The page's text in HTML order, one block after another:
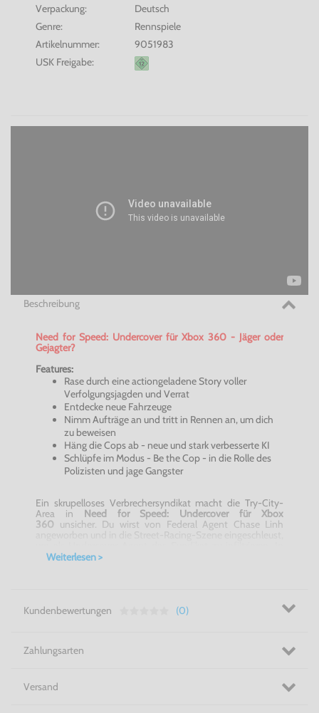
Verpackung:
Deutsch
Genre:
Rennspiele
Artikelnummer:
9051983
USK Freigabe:
Beschreibung
Need for Speed: Undercoverfür Xbox 360 - Jäger oder
Gejagter?
Features:
Rase durch eine actiongeladene Story voller
Verfolgungsjagden und Verrat
Entdecke neue Fahrzeuge
Nimm Aufträge an und tritt in Rennen an, um dich
zu beweisen
Häng die Cops ab - neue und stark verbesserte KI
Schlüpfe im Modus - Be the Cop - in die Rolle des
Polizisten und jage Gangster
Ein skrupelloses Verbrechersyndikat macht die Try-City-
Area in Need for Speed: Undercoverfür Xbox
360 unsicher. Du wirst von Federal Agent Chase Linh
einerhollywoodreifen
spektakulären Highway-Verfolgungen und einer offenen
Spielwelt trägt
Verfolgungsjagden stehen Dir in
Need for Speed:
Weiterlesen >
Kundenbewertungen (0)
Zahlungsarten
Versand